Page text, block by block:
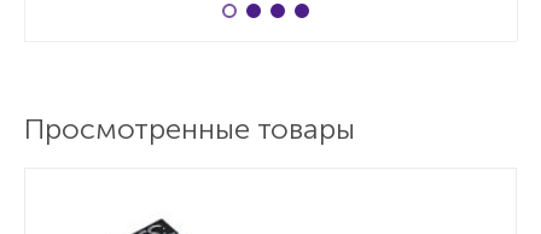
Просмотренные товары